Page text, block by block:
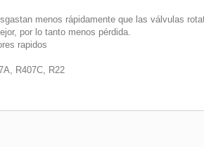
menos rápidamente que las válvulas
por lo tanto menos pérdida.
rapidos
R407C, R22